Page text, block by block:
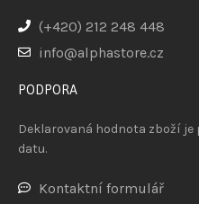
(+420) 212 248 448
info@alphastore.cz
PODPORA
Deklarovaná hodnota zboží
datu.
Kontaktní formulář